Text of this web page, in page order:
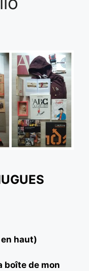
en haut)
boîte de mon